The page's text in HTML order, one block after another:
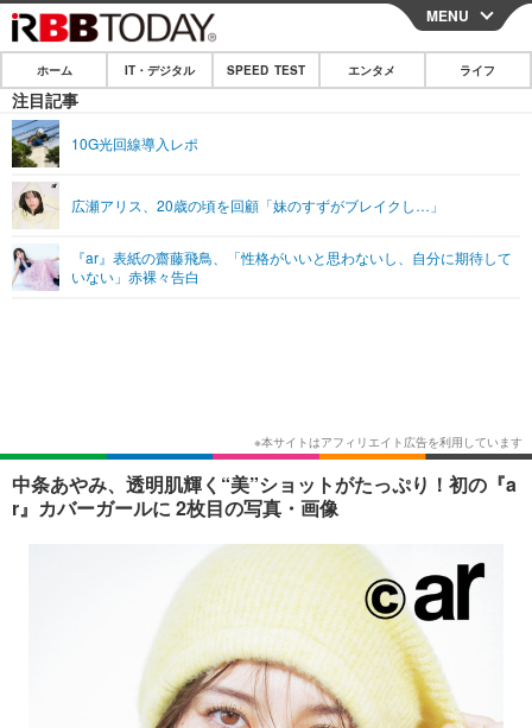
CLOSE
ホーム
IT・デジタル
ショッピング その他
SPEED TEST
エンタメ
エンタメTOP
ショッピング その他
ライフ
MENU
ホーム IT・デジタル SPEED TEST エンタメ ライフ
注目記事
10G光回線導入レポ
広瀬アリス、20歳の頃を回顧「妹のすずがブレイクし…」
『ar』表紙の齋藤飛鳥、「性格がいいと思わないし、自分に期待して
いない」赤裸々告白
中条あやみ、透明肌輝く“美”ショットがたっぷり！初の『a
r』カバーガールに 2枚目の写真・画像